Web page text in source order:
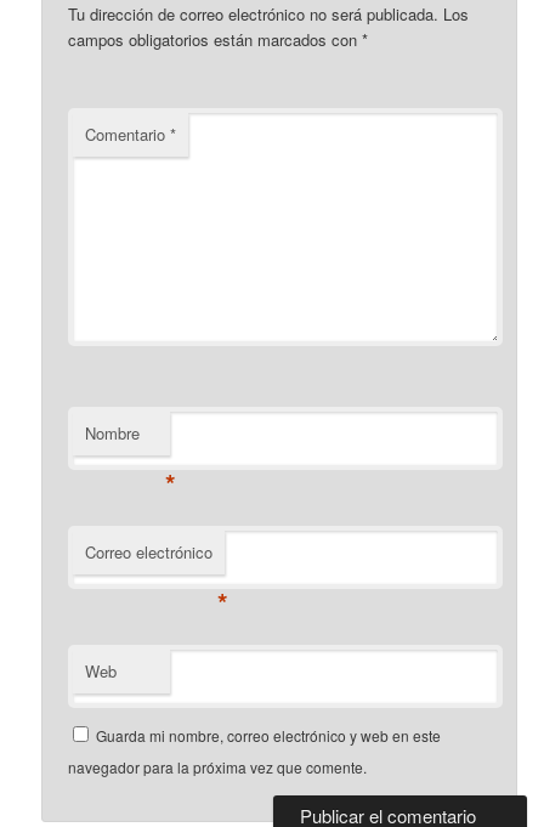
Tu dirección de correo electrónico no será publicada. Los
campos obligatorios están marcados con*
Comentario*
Nombre
*
Correo electrónico
*
Web
Guarda mi nombre, correo electrónico y web en este
navegador para la próxima vez que comente.